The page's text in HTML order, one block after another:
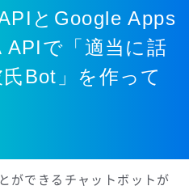
とGoogle Apps
で「適当に話
Bot」を作って
ができるチャットボットが